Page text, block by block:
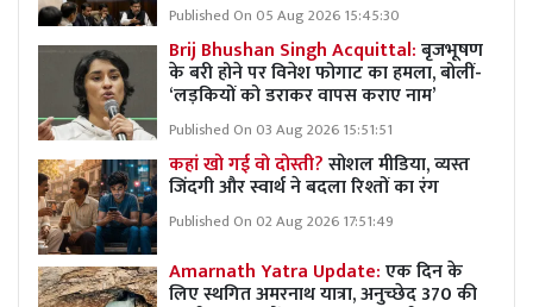
Published On 05 Aug 2026 15:45:30
Brij Bhushan Singh Acquittal:बृजभूषण
के बरी होने पर विनेश फोगाट का हमला, बोलीं-
‘लड़कियों को डराकर वापस कराए नाम’
Published On 03 Aug 2026 15:51:51
कहां खो गई वो दोस्ती?सोशल मीडिया, व्यस्त
जिंदगी और स्वार्थ ने बदला रिश्तों का रंग
Published On 02 Aug 2026 17:51:49
Amarnath Yatra Update:एक दिन के
लिए स्थगित अमरनाथ यात्रा, अनुच्छेद 370 की